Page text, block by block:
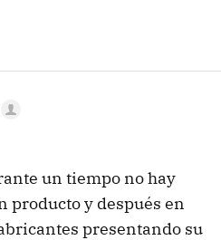
un tiempo no hay
producto y después en
presentando su